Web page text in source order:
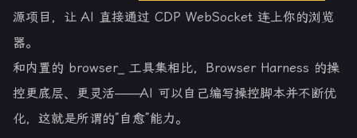
源项目，让 AI 直接通过 CDP WebSocket 连上你的浏览
器。
和内置的 browser_ 工具集相比，Browser Harness 的操
控更底层、更灵活——AI 可以自己编写操控脚本并不断优
化，这就是所谓的”自愈”能力。